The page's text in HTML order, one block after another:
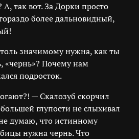
А, так вот. За Дорки просто
более дальновидный,
значимому нужна, как ты
«чернь»? Почему нам
подросток.
— Скалозуб скорчил
глупости не слыхивал
думаю, что истинному
нужна чернь. Что